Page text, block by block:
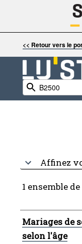
<< Retour vers le
Affinez
1 ensemble
Mariages de
selon l'âge